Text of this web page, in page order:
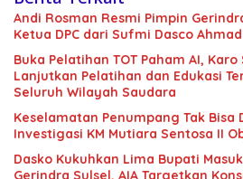
Andi Rosman Resmi Pimpin
Ketua DPC dari Sufmi Dasco Ahmad
Buka Pelatihan TOT Paham AI, Karo
Lanjutkan Pelatihan dan Edukasi
Seluruh Wilayah Saudara
Keselamatan Penumpang Tak Bisa
Investigasi KM Mutiara Sentosa II
Dasko Kukuhkan Lima Bupati